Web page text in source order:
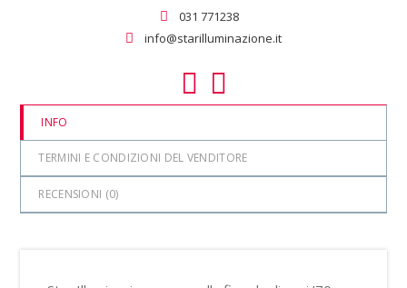
031 771238
info@starilluminazione.it
INFO
TERMINI E CONDIZIONI DEL VENDITORE
RECENSIONI (0)